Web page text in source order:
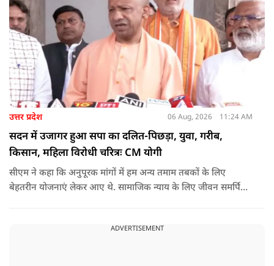
उत्तर प्रदेश 06 Aug, 2026 11:24 AM
सदन में उजागर हुआ सपा का दलित-पिछड़ा, युवा, गरीब,
किसान, महिला विरोधी चरित्रः CM योगी
सीएम ने कहा कि अनुपूरक मांगों में हम अन्य तमाम तबकों के लिए
बेहतरीन योजनाएं लेकर आए थे. सामाजिक न्याय के लिए जीवन समर्पित
अहिल्या बाई होल्कर आदि की मूर्तियों पर छाजन, पार्क, बाउंड्रीवाल के
ADVERTISEMENT